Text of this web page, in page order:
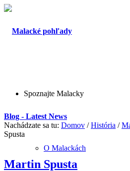
Spoznajte Malacky
O Malackách
Blog - Latest News
Nachádzate sa tu: Domov / História /
Spusta
Martin Spusta